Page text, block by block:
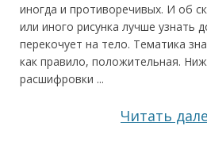
иногда и противоречивых. И об
или иного рисунка лучше узнать
перекочует на тело. Тематика
как правило, положительная.
расшифровки ...
Читать